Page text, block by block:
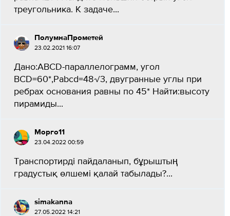
треугольника. К задаче...
ПолумнаПрометей
23.02.2021 16:07
Дано:ABCD-параллелограмм, угол
BCD=60*,Pabcd=48√3, двугранные углы при
ребрах основания равны по 45* Найти:высоту
пирамиды...
Морго11
23.04.2022 00:59
Транспортирді пайдаланып, бұрыштың
градустық өлшемі қалай табылады?...
simakanna
27.05.2022 14:21